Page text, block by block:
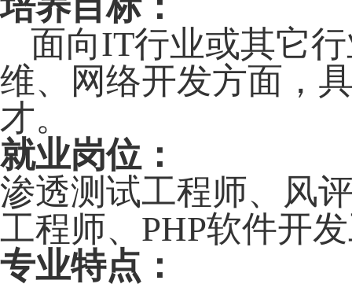
面向IT行业或其它
维、网络开发方面，
才。
就业岗位：
渗透测试工程师、风
工程师、 PHP软件开
专业特点：